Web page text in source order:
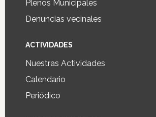
Plenos Municipales
Denuncias vecinales
ACTIVIDADES
Nuestras Actividades
Calendario
Periódico